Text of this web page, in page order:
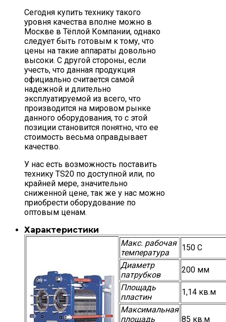
Сегодня купить технику такого
уровня качества вполне можно в
Москве в Тёплой Компании, однако
следует быть готовым к тому, что
цены на такие аппараты довольно
высоки. С другой стороны, если
учесть, что данная продукция
официально считается самой
надежной и длительно
эксплуатируемой из всего, что
производится на мировом рынке
данного оборудования, то с этой
позиции становится понятно, что ее
стоимость весьма оправдывает
качество.
У нас есть возможность поставить
технику TS20 по доступной или, по
крайней мере, значительно
сниженной цене, так же у нас можно
приобрести оборудование по
оптовым ценам.
Характеристики
Макс. рабочая
температура
150 С
Диаметр
патрубков
200 мм
Площадь
пластин
1,14 кв.м
Максимальная
площадь
85 кв.м